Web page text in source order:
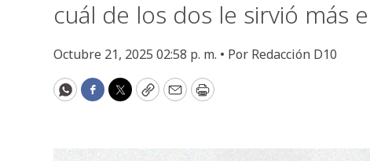
cuál de los dos le sirvió más
Octubre 21, 2025 02:58 p. m. • Por Redacción D10
WhatsApp
Facebook
Twitter
CopyEmailPrint